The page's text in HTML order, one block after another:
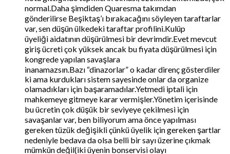
normal.Daha şimdiden Quaresma takımdan
gönderilirse Beşiktaş’ı bırakacağını söyleyen taraftarlar
var, sen düşün ülkedeki taraftar profilini.Kulüp
üyeliği aidatının düşürülmesi bir devrimdir.Evet mevcut
giriş ücreti çok yüksek ancak bu fiyata düşürülmesi için
kongrede yapılan savaşlara
inanamazsın.Bazı “dinazorlar” o kadar direnç gösterdiler
ki ama kurdukları sistem sayesinde onlar da organize
olamadıkları için başaramadılar.Yetmedi iptali için
mahkemeye gitmeye karar vermişler.Yönetim içerisinde
bu ücretin çok düşük bir seviyeye çekilmesi için
savaşanlar var, ben biliyorum ama önce yapılması
gereken tüzük değişikli çünkü üyelik için gereken şartlar
nedeniyle bedava da olsa belli bir sayı üzerine çıkmak
mümkün değil(iki üyenin bonservisi olayı